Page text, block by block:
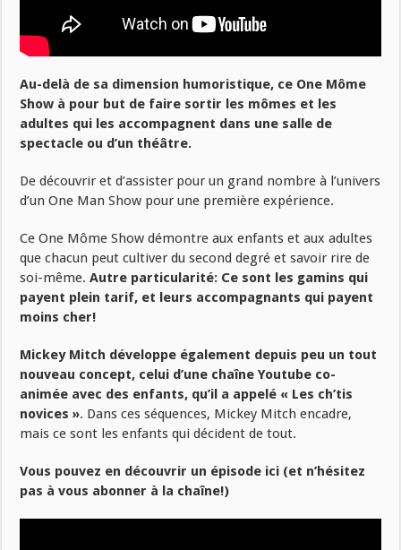
Au-delà de sa dimension humoristique, ce One Môme
Show à pour but de faire sortir les mômes et les
adultes qui les accompagnent dans une salle de
spectacle ou d’un théâtre.
De découvrir et d’assister pour un grand nombre à l’univers
d’un One Man Show pour une première expérience.
Ce One Môme Show démontre aux enfants et aux adultes
que chacun peut cultiver du second degré et savoir rire de
soi-même.Autre particularité: Ce sont les gamins qui
payent plein tarif, et leurs accompagnants qui payent
moins cher!
Mickey Mitch développe également depuis peu un tout
nouveau concept, celui d’une chaîne Youtube co-
animée avec des enfants, qu’il a appelé « Les ch’tis
novices ». Dans ces séquences, Mickey Mitch encadre,
mais ce sont les enfants qui décident de tout.
Vous pouvez en découvrir un épisode ici (et n’hésitez
pas à vous abonner à la chaîne!)